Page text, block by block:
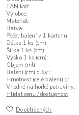
EAN kód:
Výrobce:
Materiál:
Barva:
Počet balení v 1 kartonu:
Délka 1 ks (cm):
Šířka 1 ks (cm):
Výška 1 ks (cm):
Objem (ml):
Balení (cm) d.š.v.:
Hmotnost (celé balení) g:
Vhodné na horké potraviny:
Hlídat cenu / dostupnost
Do oblíbených